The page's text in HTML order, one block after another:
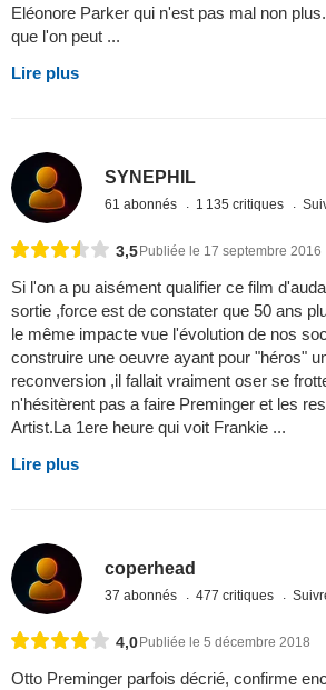
Eléonore Parker qui n'est pas mal non
que l'on peut ...
Lire plus
SYNEPHIL
61 abonnés 1 135 critiques
3,5Publiée le 17 septembre 2016
Si l'on a pu aisément qualifier ce film
sortie ,force est de constater que 50 ans
le même impacte vue l'évolution de nos
construire une oeuvre ayant pour "héros"
reconversion ,il fallait vraiment oser se
n'hésitèrent pas a faire Preminger et les
Artist.La 1ere heure qui voit Frankie ...
Lire plus
coperhead
37 abonnés 477 critiques
4,0 Publiée le 5 décembre 2018
Otto Preminger parfois décrié, confirme